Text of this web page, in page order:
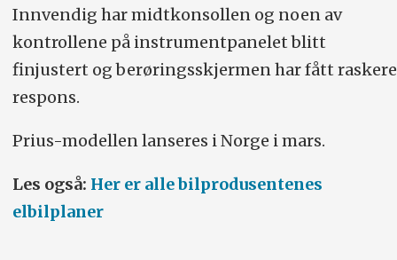
Innvendig har midtkonsollen og noen av
kontrollene på instrumentpanelet blitt
finjustert og berøringsskjermen har fått raskere
respons.
Prius-modellen lanseres i Norge i mars.
Les også: Her er alle bilprodusentenes
elbilplaner